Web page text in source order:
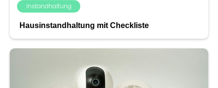
Instandhaltung
Hausinstandhaltung mit Checkliste